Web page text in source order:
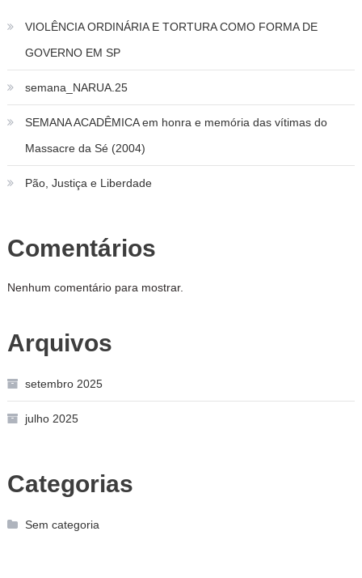
VIOLÊNCIA ORDINÁRIA E TORTURA COMO FORMA DE
GOVERNO EM SP
semana_NARUA.25
SEMANA ACADÊMICA em honra e memória das vítimas do
Massacre da Sé (2004)
Pão, Justiça e Liberdade
Comentários
Nenhum comentário para mostrar.
Arquivos
setembro 2025
julho 2025
Categorias
Sem categoria